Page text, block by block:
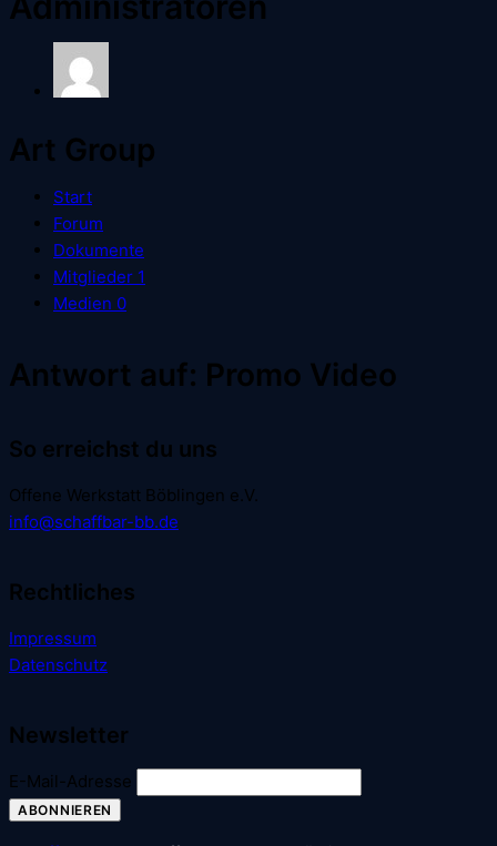
Art Group
Start
Forum
Dokumente
Mitglieder 1
Medien 0
Antwort auf: Promo Video
So erreichst du uns
Offene Werkstatt Böblingen e.V.
info@schaffbar-bb.de
Rechtliches
Impressum
Datenschutz
Newsletter
E-Mail-Adresse